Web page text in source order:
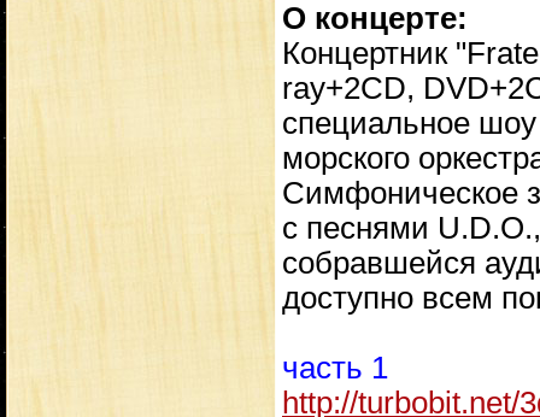
О концерте:
Концертник
ray+2CD,
специальное
морского
Симфоническое
с песнями
собравшейся
доступно всем
часть 1
http://turbobit.net/